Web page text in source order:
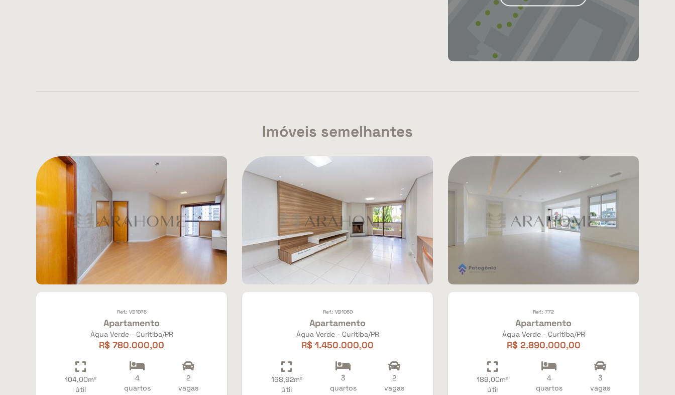
Imóveis semelhantes
Ref.: VD1076
Apartamento
Água Verde - Curitiba/PR
R$ 780.000,00
104,00m²
útil
4
quartos
2
vagas
Ref.: VD1060
Apartamento
Água Verde - Curitiba/PR
R$ 1.450.000,00
168,92m²
útil
3
quartos
2
vagas
Ref.: 772
Apartamento
Água Verde - Curitiba/PR
R$ 2.890.000,00
189,00m²
útil
4
quartos
3
vagas